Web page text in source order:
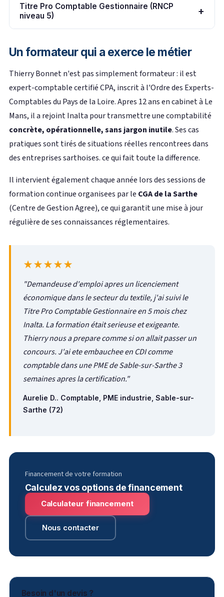
Titre Pro Comptable Gestionnaire (RNCP
niveau 5)
+
Un formateur qui a exerce le métier
Thierry Bonnet n'est pas simplement formateur : il est
expert-comptable certifié CPA, inscrit à l'Ordre des Experts-
Comptables du Pays de la Loire. Apres 12 ans en cabinet à Le
Mans, il a rejoint Inalta pour transmettre une comptabilité
concrète, opérationnelle, sans jargon inutile. Ses cas
pratiques sont tirés de situations réelles rencontrees dans
des entreprises sarthoises. ce qui fait toute la difference.
Il intervient également chaque année lors des sessions de
formation continue organisees par le CGA de la Sarthe
(Centre de Gestion Agree), ce qui garantit une mise à jour
régulière de ses connaissances réglementaires.
★★★★★
"Demandeuse d'emploi apres un licenciement
économique dans le secteur du textile, j'ai suivi le
Titre Pro Comptable Gestionnaire en 5 mois chez
Inalta. La formation était serieuse et exigeante.
Thierry nous a prepare comme si on allait passer un
concours. J'ai ete embauchee en CDI comme
comptable dans une PME de Sable-sur-Sarthe 3
semaines apres la certification."
Aurelie D.. Comptable, PME industrie, Sable-sur-
Sarthe (72)
Financement de votre formation
Calculez vos options de financement
Calculateur financement
Nous contacter
Besoin d'un devis ?